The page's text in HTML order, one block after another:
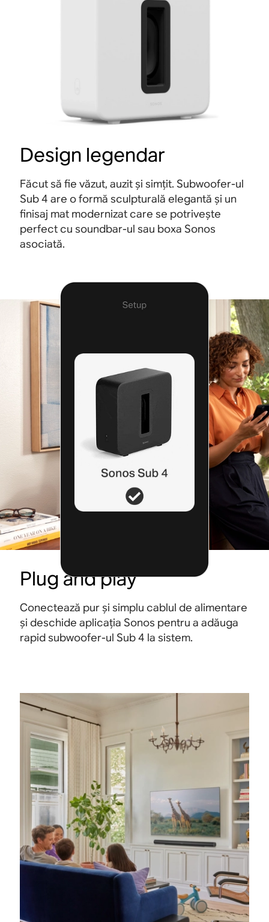
Design legendar
Făcut să fie văzut, auzit și simțit. Subwoofer-ul
Sub 4 are o formă sculpturală elegantă și un
finisaj mat modernizat care se potrivește
perfect cu soundbar-ul sau boxa Sonos
asociată.
Plug and play
Conectează pur și simplu cablul de alimentare
și deschide aplicația Sonos pentru a adăuga
rapid subwoofer-ul Sub 4 la sistem.